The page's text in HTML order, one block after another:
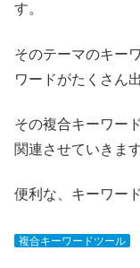
す。
そのテーマのキー
ワードがたくさん
その複合キーワー
関連させていきます
便利な、キーワー
複合キーワードツール